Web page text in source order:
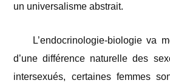
un universalisme abstrait.
L’endocrinologie-biologie va
d’une différence naturelle des
intersexués, certaines femmes